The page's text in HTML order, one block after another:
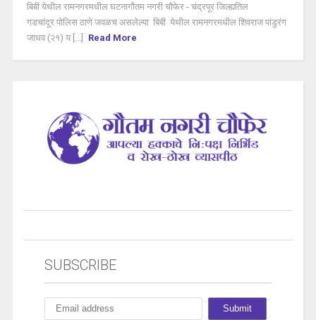
बिबी येथील रामनगरमधील घटनागौतम नगरी चौफेर - चंद्रपूर जिल्ह्यतिल
गडचांदूर पोलिस ठाणे जवळच असलेल्या बिबी येथील रामनगरमधील शिवराज पांडुरंग
जाधव (२१) य [...]
Read More
SUBSCRIBE